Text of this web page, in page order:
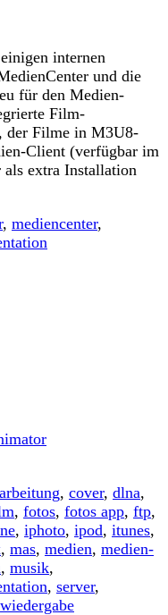
internen
und die
für den Medien-
Film-
der Filme in M3U8-
Client (verfügbar im
extra Installation
, mediencenter,
, cover, dlna,
, fotos, fotos app, ftp,
, iphoto, ipod, itunes,
, mas, medien, medien-
, musik,
, server,
wiedergabe